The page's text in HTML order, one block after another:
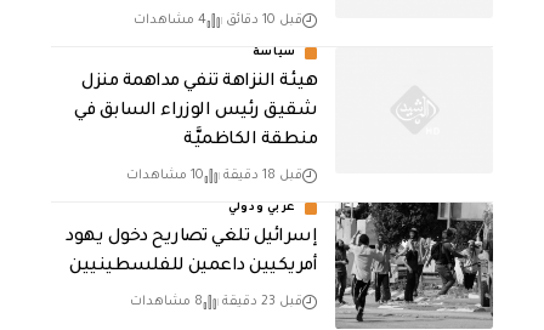
قبل 10 دقائق 4 مشاهدات
سياسة
هيئة النزاهة تنفي مداهمة منزل
شقيق رئيس الوزراء السابق في
منطقة الكاظميَّة
قبل 18 دقيقة 10 مشاهدات
عربي ودولي
إسرائيل تلغي تصاريح دخول يهود
أمريكيين داعمين للفلسطينيين
قبل 23 دقيقة 8 مشاهدات